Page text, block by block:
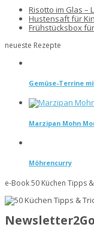
Risotto im Glas –
Hustensaft für
Frühstücksbox
neueste Rezepte
Gemüse-Terrine
Marzipan Mohn
Möhrencurry
e-Book 50 Küchen Tipps
Newsletter2Go